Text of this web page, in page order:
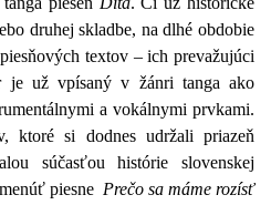
druhej skladbe, na dlhé obdobie
textov – ich prevažujúci
je už vpísaný v žánri tanga ako
a vokálnymi prvkami.
ktoré si dodnes udržali priazeň
súčasťou histórie slovenskej
piesne Prečo sa máme rozísť